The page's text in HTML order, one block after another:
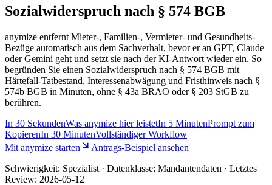
Sozialwiderspruch nach § 574 BGB
anymize entfernt Mieter-, Familien-, Vermieter- und Gesundheits-
Bezüge automatisch aus dem Sachverhalt, bevor er an GPT, Claude
oder Gemini geht und setzt sie nach der KI-Antwort wieder ein. So
begründen Sie einen Sozialwiderspruch nach § 574 BGB mit
Härtefall-Tatbestand, Interessenabwägung und Fristhinweis nach §
574b BGB in Minuten, ohne § 43a BRAO oder § 203 StGB zu
berühren.
In 30 SekundenWas anymize hier leistetIn 5 MinutenPrompt zum
KopierenIn 30 MinutenVollständiger Workflow
Mit anymize starten
Antrags-Beispiel ansehen
Schwierigkeit: Spezialist · Datenklasse: Mandantendaten · Letztes
Review: 2026-05-12